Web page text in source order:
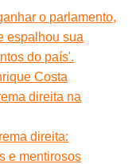
o parlamento,
espalhou sua
do país'.
Costa
direita na
direita:
e mentirosos